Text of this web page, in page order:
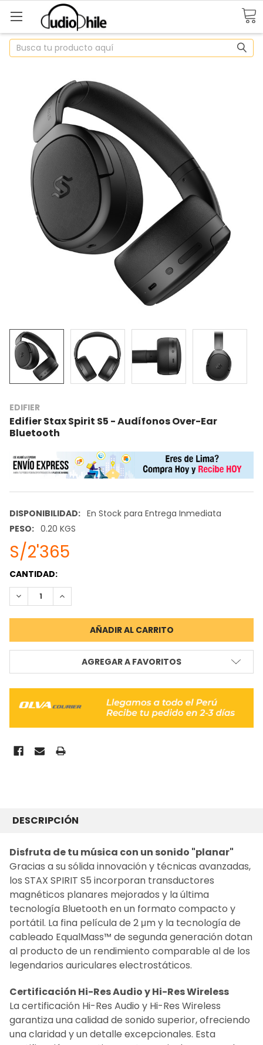
Buscar
EDIFIER
Edifier Stax Spirit S5 - Audífonos Over-Ear
Bluetooth
DISPONIBILIDAD: En Stock para Entrega Inmediata
PESO: 0.20 KGS
S/2'365
STOCK
ACTUAL:
CANTIDAD:
REDUCIR CANTIDAD:INCREMENTAR CANTIDAD:
AGREGAR A FAVORITOS
JUNTOS
SELECCIONAR
TODO
AÑADIR LO
SELECCIONADO
AL CARRITO
DESCRIPCIÓN
Disfruta de tu música con un sonido "planar"
Gracias a su sólida innovación y técnicas avanzadas,
los STAX SPIRIT S5 incorporan transductores
magnéticos planares mejorados y la última
tecnología Bluetooth en un formato compacto y
portátil. La fina película de 2 μm y la tecnología de
cableado EqualMass™ de segunda generación dotan
al producto de un rendimiento comparable al de los
legendarios auriculares electrostáticos.
Certificación Hi-Res Audio y Hi-Res Wireless
La certificación Hi-Res Audio y Hi-Res Wireless
garantiza una calidad de sonido superior, ofreciendo
una claridad y un detalle excepcionales. Esta